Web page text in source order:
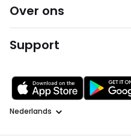
Over ons
Support
Taal